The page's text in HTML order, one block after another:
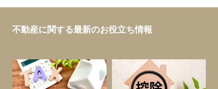
不動産に関する最新のお役立ち情報